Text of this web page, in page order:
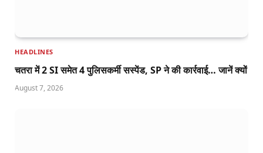
HEADLINES
चतरा में 2 SI समेत 4 पुलिसकर्मी सस्पेंड, SP ने की कार्रवाई… जानें क्यों
August 7, 2026